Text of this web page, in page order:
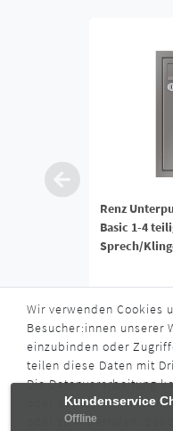
Renz
Basic 1-4
Sprech/
161,90 €
*inkl. ges. MwSt.
Lieferzeit ca.
Wir verwenden Cookies
Besucher:innen unserer
einzubinden oder
teilen diese Daten mit
Die Datenverarbeitung
oder abgelehnt
oder zu widerrufen.
Kundenservice
Offline
Kundenservice
Offline